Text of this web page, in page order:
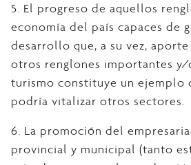
5. El progreso de aquellos
economía del país capaces de
desarrollo que, a su vez,
otros renglones importantes y/
turismo constituye un ejemplo
podría vitalizar otros sectores.
6. La promoción del
provincial y municipal (tanto